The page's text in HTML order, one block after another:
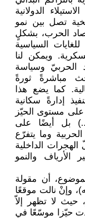
الدولانية
تصل بين نمو
الحرب، بشكلٍ
السياسية
ويمكن لنا
الحربيّ وسياسة
مباشرةً ثورةً
كما يضع ‏هذا
إدارةً ‏سكانية
‏مستوى الحيّز
‏بل أيضًا على
وما يتفرّع
الداخلية
الأرياف والنمو
أن ‏مقولة
‏وإنْ نالت موقعًا
حيث لا تظهر إلاّ
حيّزا موسّعًا في